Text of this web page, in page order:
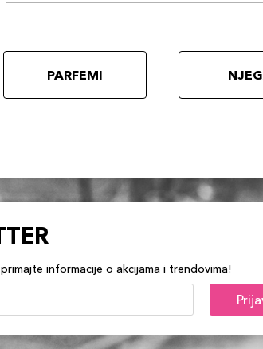
PARFEMI
informacije o akcijama i trendovima!